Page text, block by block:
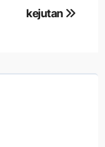
kejutan